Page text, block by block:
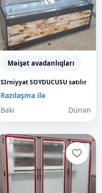
Məişət avadanlıqları
SIrniyyat SOYDUCUSU satılır
Razılaşma ilə
Bakı
Dünən